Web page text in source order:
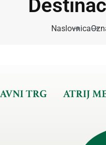
Naslovnica